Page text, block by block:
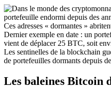
Les sentinelles de la blockchain
de portefeuilles dormants depuis
Les baleines Bitcoin